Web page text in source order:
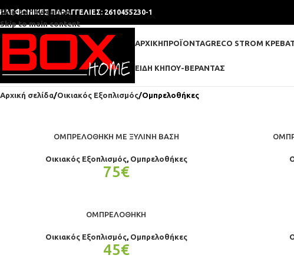
Skip to navigation
Skip to main content
ΠΑΡΑΓΓΕΛΙΕΣ: 2610455230-1
ΑΡΧΙΚΉΠΡΟΪΌΝΤΑGRECO STROM
ΕΊΔΗ ΚΉΠΟΥ-ΒΕΡΆΝΤΑΣ
Αρχική σελίδα Οικιακός Εξοπλισμός Ομπρελοθήκες
ΟΜΠΡΕΛΟΘΉΚΗ ΜΕ ΞΎΛΙΝΗ ΒΆΣΗ
Οικιακός Εξοπλισμός, Ομπρελοθήκες
75€
ΟΜΠΡΕΛΟΘΉΚΗ
Οικιακός Εξοπλισμός, Ομπρελοθήκες
45€